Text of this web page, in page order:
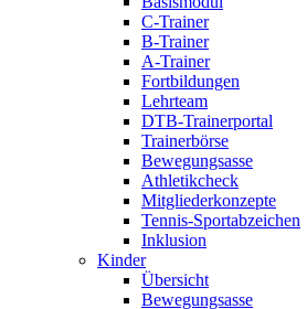
C-Trainer
B-Trainer
A-Trainer
Fortbildungen
Lehrteam
DTB-Trainerportal
Trainerbörse
Bewegungsasse
Athletikcheck
Mitgliederkonzepte
Tennis-Sportabzeichen
Inklusion
Kinder
Übersicht
Bewegungsasse